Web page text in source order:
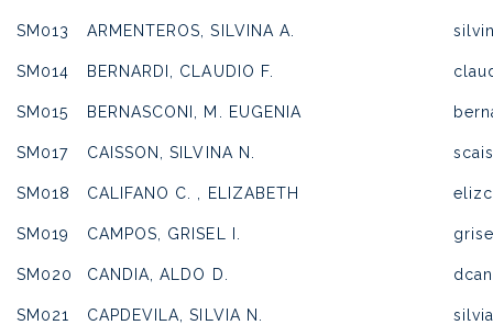
SM013 ARMENTEROS, SILVINA A.
SM014 BERNARDI, CLAUDIO F.
SM015 BERNASCONI, M. EUGENIA
SM017 CAISSON, SILVINA N.
SM018 CALIFANO C. , ELIZABETH
SM019 CAMPOS, GRISEL I.
SM020 CANDIA, ALDO D.
SM021 CAPDEVILA, SILVIA N.